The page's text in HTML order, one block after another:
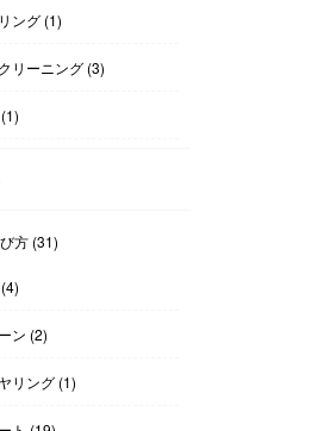
ング(1)
リーニング(3)
(1)
方(31)
(4)
ン (2)
リング(1)